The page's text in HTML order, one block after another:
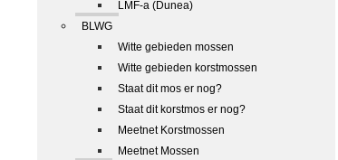
LMF-a (Dunea)
BLWG
Witte gebieden mossen
Witte gebieden korstmossen
Staat dit mos er nog?
Staat dit korstmos er nog?
Meetnet Korstmossen
Meetnet Mossen